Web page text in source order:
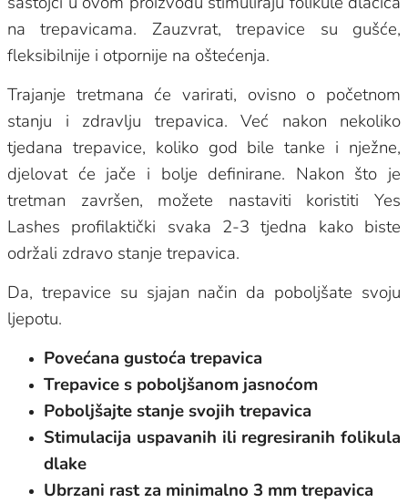
na trepavicama. Zauzvrat, trepavice su gušće,
fleksibilnije i otpornije na oštećenja.
Trajanje tretmana će varirati, ovisno o početnom
stanju i zdravlju trepavica. Već nakon nekoliko
tjedana trepavice, koliko god bile tanke i nježne,
djelovat će jače i bolje definirane. Nakon što je
tretman završen, možete nastaviti koristiti Yes
Lashes profilaktički svaka 2-3 tjedna kako biste
održali zdravo stanje trepavica.
Da, trepavice su sjajan način da poboljšate svoju
ljepotu.
Povećana gustoća trepavica
Trepavice s poboljšanom jasnoćom
Poboljšajte stanje svojih trepavica
Stimulacija uspavanih ili regresiranih folikula
dlake
Ubrzani rast za minimalno 3 mm trepavica